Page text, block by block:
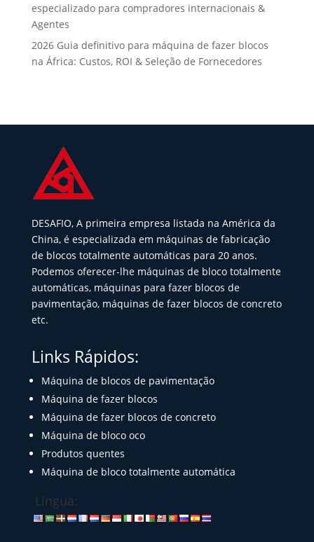
especializado para compradores internacionais &
Agentes
2026 Guia definitivo para máquina de fazer blocos
na África: Custos, ROI & Seleção de Fornecedores
DESAFIO, A primeira empresa listada na América da
China, é especializada em máquinas de fabricação
de blocos totalmente automáticas para 20 anos.
Podemos oferecer-lhe máquinas de bloco totalmente
automáticas, máquinas para fazer blocos de
pavimentação, máquinas de fazer blocos de concreto
etc.
Links Rápidos:
Máquina de blocos de pavimentação
Máquina de fazer blocos
Máquina de fazer blocos de concreto
Máquina de bloco oco
Produtos quentes
Máquina de bloco totalmente automática
Língua: